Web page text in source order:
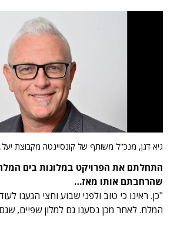
גיא דגן, מנכ"ל משותף של קונסיינטה מקבוצת יעל.
התחלתם את הפרויקט במלונות בים
שהרחבתם אותו מאז…
"כן. ראינו כי טוב ולפני שבוע וחצי הגענו
המלח. לאחר מכן נסענו גם למלון שפיים,